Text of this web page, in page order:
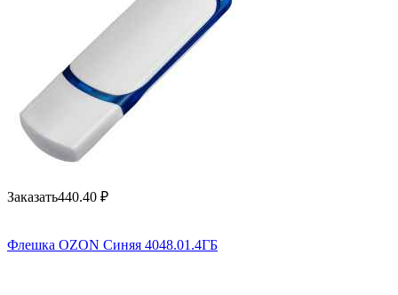
Заказать440.40 ₽
Флешка OZON Синяя 4048.01.4ГБ